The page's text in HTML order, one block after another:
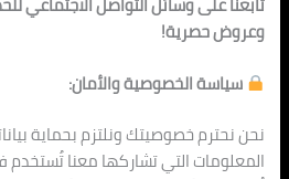
وعروض حصرية!
سياسة الخصوصية والأمان:
نحن نحترم خصوصيتك ونلتزم بحماية
المعلومات التي تشاركها معنا تُستخدم